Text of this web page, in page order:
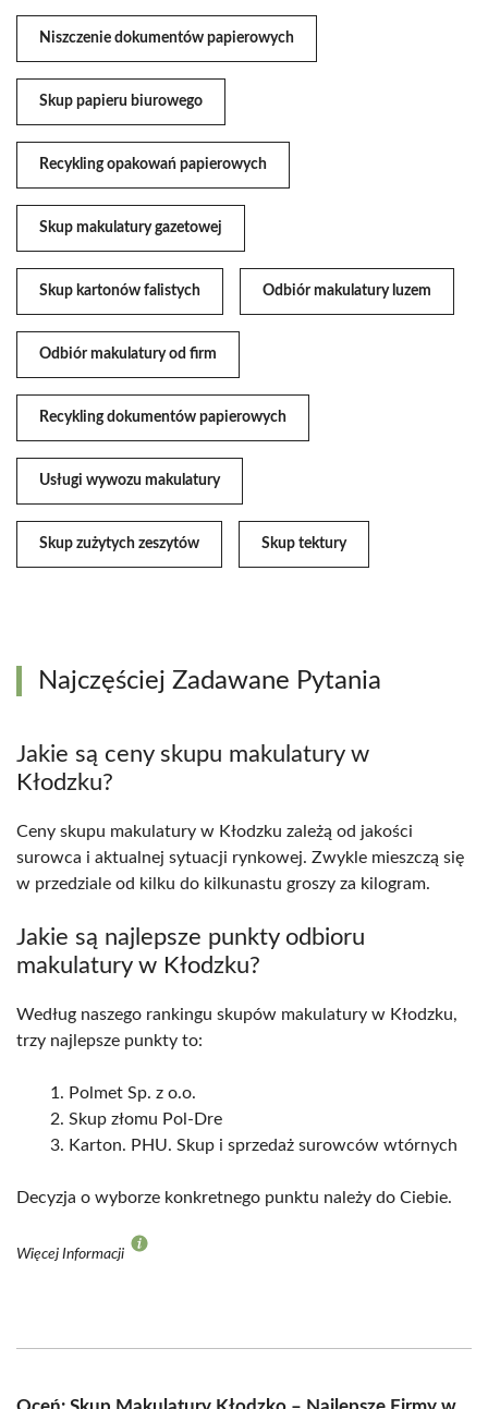
Niszczenie dokumentów papierowych
Skup papieru biurowego
Recykling opakowań papierowych
Skup makulatury gazetowej
Skup kartonów falistych Odbiór makulatury luzem
Odbiór makulatury od firm
Recykling dokumentów papierowych
Usługi wywozu makulatury
Skup zużytych zeszytów Skup tektury
Najczęściej Zadawane Pytania
Jakie są ceny skupu makulatury w
Kłodzku?
Ceny skupu makulatury w Kłodzku zależą od jakości
surowca i aktualnej sytuacji rynkowej. Zwykle mieszczą się
w przedziale od kilku do kilkunastu groszy za kilogram.
Jakie są najlepsze punkty odbioru
makulatury w Kłodzku?
Według naszego rankingu skupów makulatury w Kłodzku,
trzy najlepsze punkty to:
Polmet Sp. z o.o.
Skup złomu Pol-Dre
Karton. PHU. Skup i sprzedaż surowców wtórnych
Decyzja o wyborze konkretnego punktu należy do Ciebie.
Więcej Informacji